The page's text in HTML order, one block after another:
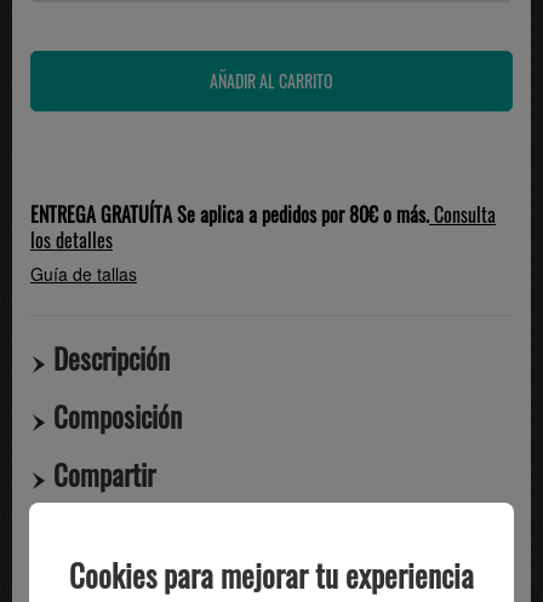
ENTREGA GRATUÍTA Se aplica a pedidos por 80€ o más.Consulta
los detalles
Guía de tallas
Descripción
Composición
Compartir
TE PUEDE INTERESAR
Cookies para mejorar tu experiencia